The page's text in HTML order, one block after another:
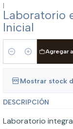
|
Laboratorio
Inicial
Cantidad
Agregar
Mostrar stock
DESCRIPCIÓN
Laboratorio